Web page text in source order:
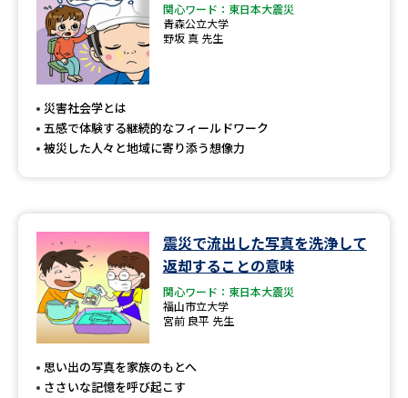
関心ワード：東日本大震災
青森公立大学
野坂 真 先生
災害社会学とは
五感で体験する継続的なフィールドワーク
被災した人々と地域に寄り添う想像力
震災で流出した写真を洗浄して
返却することの意味
関心ワード：東日本大震災
福山市立大学
宮前 良平 先生
思い出の写真を家族のもとへ
ささいな記憶を呼び起こす